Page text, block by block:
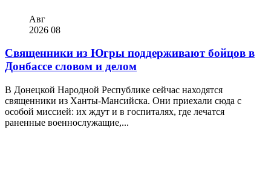
Авг
2026 08
Священники из Югры поддерживают бойцов в
Донбассе словом и делом
В Донецкой Народной Республике сейчас находятся
священники из Ханты-Мансийска. Они приехали сюда с
особой миссией: их ждут и в госпиталях, где лечатся
раненные военнослужащие,...